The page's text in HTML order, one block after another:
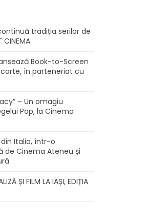
tradiția serilor de
CINEMA
Book-to-Screen
în parteneriat cu
– Un omagiu
Pop, la Cinema
Italia, într-o
de Cinema Ateneu și
ȘI FILM LA IAȘI, EDIȚIA